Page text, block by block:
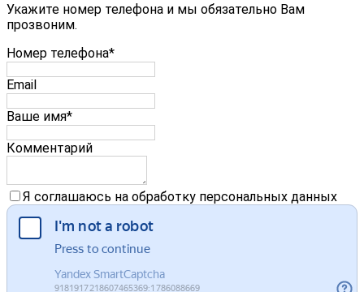
Укажите номер телефона и мы обязательно Вам
прозвоним.
Номер телефона*
Email
Ваше имя*
Комментарий
Я соглашаюсь на обработку персональных данных